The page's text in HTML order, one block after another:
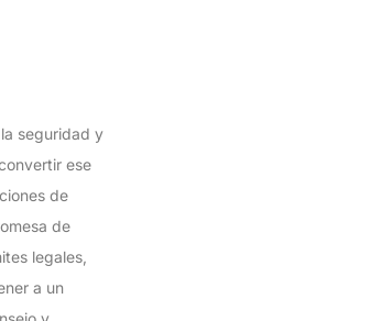
seguridad y
ese
de
de
legales,
a un